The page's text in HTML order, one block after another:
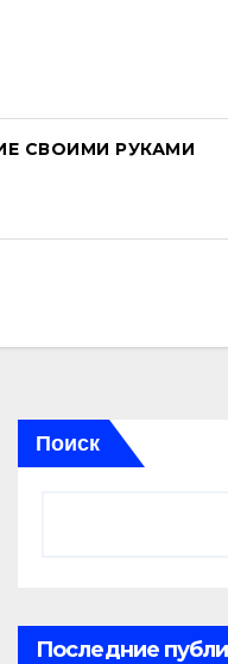
СВОИМИ РУКАМИ
Поиск
Последние